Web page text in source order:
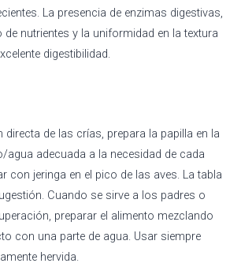
La presencia de enzimas digestivas,
de nutrientes y la uniformidad en la textura
digestibilidad.
directa de las crías, prepara la papilla en la
adecuada a la necesidad de cada
con jeringa en el pico de las aves. La tabla
Cuando se sirve a los padres o
preparar el alimento mezclando
con una parte de agua. Usar siempre
hervida.